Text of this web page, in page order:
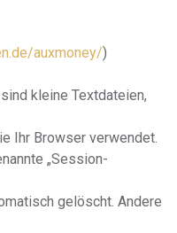
auxmoney/)
kleine Textdateien,
Ihr Browser verwendet.
„Session-
gelöscht. Andere